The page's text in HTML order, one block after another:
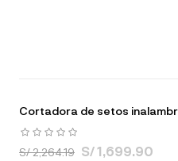
Cortadora de setos
S/ 2,264.19 S/ 1,699.90